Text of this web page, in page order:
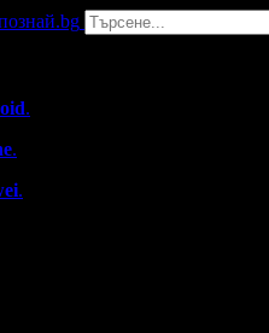
.
.
.